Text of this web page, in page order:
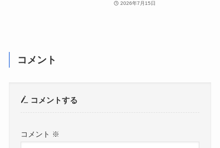
2026年7月15日
コメント
コメントする
コメント ※